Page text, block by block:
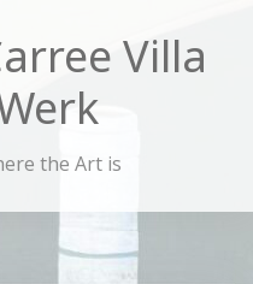
Villa
the Art is